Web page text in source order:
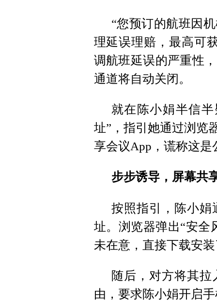
“您预订的航班因
理延误理赔，最高可
调航班延误的严重性
通道将自动关闭。
就在陈小娟半信
址”，指引她通过浏览
享会议App，谎称这
步步诱导，屏幕共
按照指引，陈小娟
址。浏览器弹出“安全
未在意，直接下载安
随后，对方将其
由，要求陈小娟开启